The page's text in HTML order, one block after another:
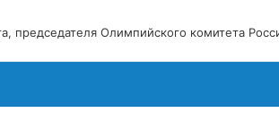
председателя Олимпийского комитета